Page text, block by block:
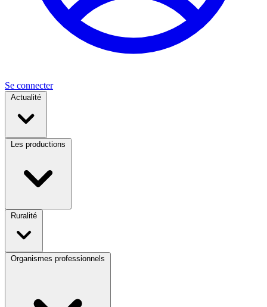
Se connecter
Actualité
Les productions
Ruralité
Organismes professionnels